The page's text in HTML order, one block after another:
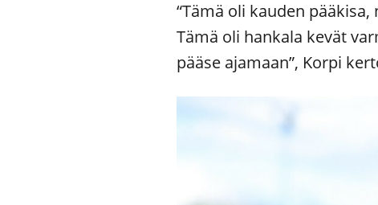
“Tämä oli kauden
Tämä oli hankala kevät
pääse ajamaan”, Korpi